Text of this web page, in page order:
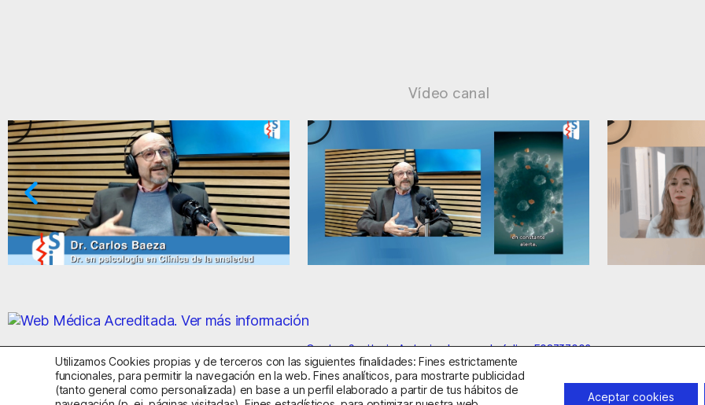
Vídeo canal
Centro Sanitario Autorizado con el código E08737002
Aviso LegalPolítica de PrivacidadPolítica de CookiesCondiciones Generales de
Utilizamos Cookies propias y de terceros con las siguientes finalidades: Fines estrictamente
funcionales, para permitir la navegación en la web. Fines analíticos, para mostrarte publicidad
(tanto general como personalizada) en base a un perfil elaborado a partir de tus hábitos de
Aceptar cookies